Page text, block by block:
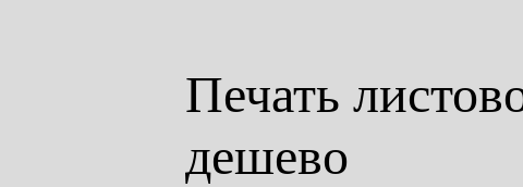
Печать
дешево